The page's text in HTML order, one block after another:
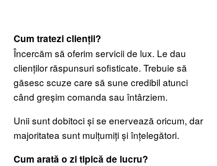
Cum tratezi clienții?
Încercăm să oferim servicii de lux. Le dau
clienților răspunsuri sofisticate. Trebuie să
găsesc scuze care să sune credibil atunci
când greșim comanda sau întârziem.
Unii sunt dobitoci și se enervează oricum, dar
majoritatea sunt mulțumiți și înțelegători.
Cum arată o zi tipică de lucru?